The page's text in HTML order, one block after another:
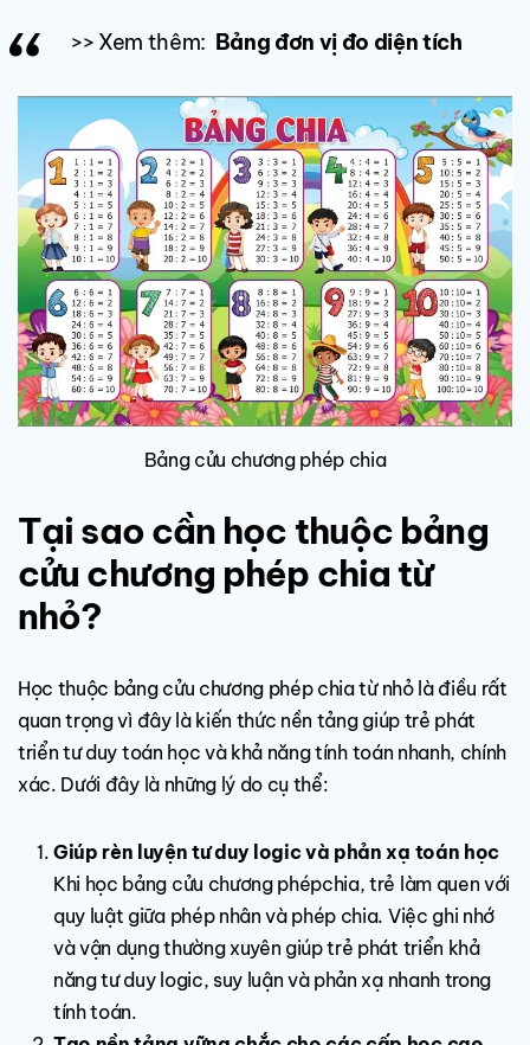
>> Xem thêm: Bảng đơn vị đo diện tích
Bảng cửu chương phép chia​
Tại sao cần học thuộc bảng
cửu chương phép chia từ
nhỏ?
Học thuộc bảng cửu chương phép chia từ nhỏ là điều rất
quan trọng vì đây là kiến thức nền tảng giúp trẻ phát
triển tư duy toán học và khả năng tính toán nhanh, chính
xác. Dưới đây là những lý do cụ thể:
Giúp rèn luyện tư duy logic và phản xạ toán học
Khi học bảng cửu chương phépchia, trẻ làm quen với
quy luật giữa phép nhân và phép chia. Việc ghi nhớ
và vận dụng thường xuyên giúp trẻ phát triển khả
năng tư duy logic, suy luận và phản xạ nhanh trong
tính toán.